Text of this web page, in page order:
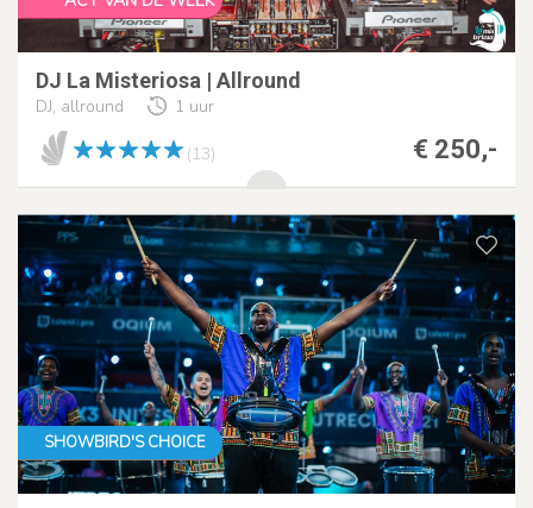
DJ La Misteriosa | Allround
DJ, allround 1 uur
€ 250,-
(13)
SHOWBIRD'S CHOICE